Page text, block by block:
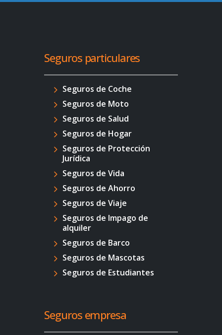
Seguros particulares
Seguros de Coche
Seguros de Moto
Seguros de Salud
Seguros de Hogar
Seguros de Protección
Jurídica
Seguros de Vida
Seguros de Ahorro
Seguros de Viaje
Seguros de Impago de
alquiler
Seguros de Barco
Seguros de Mascotas
Seguros de Estudiantes
Seguros empresa